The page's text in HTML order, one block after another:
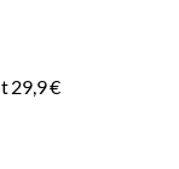
29,9 €